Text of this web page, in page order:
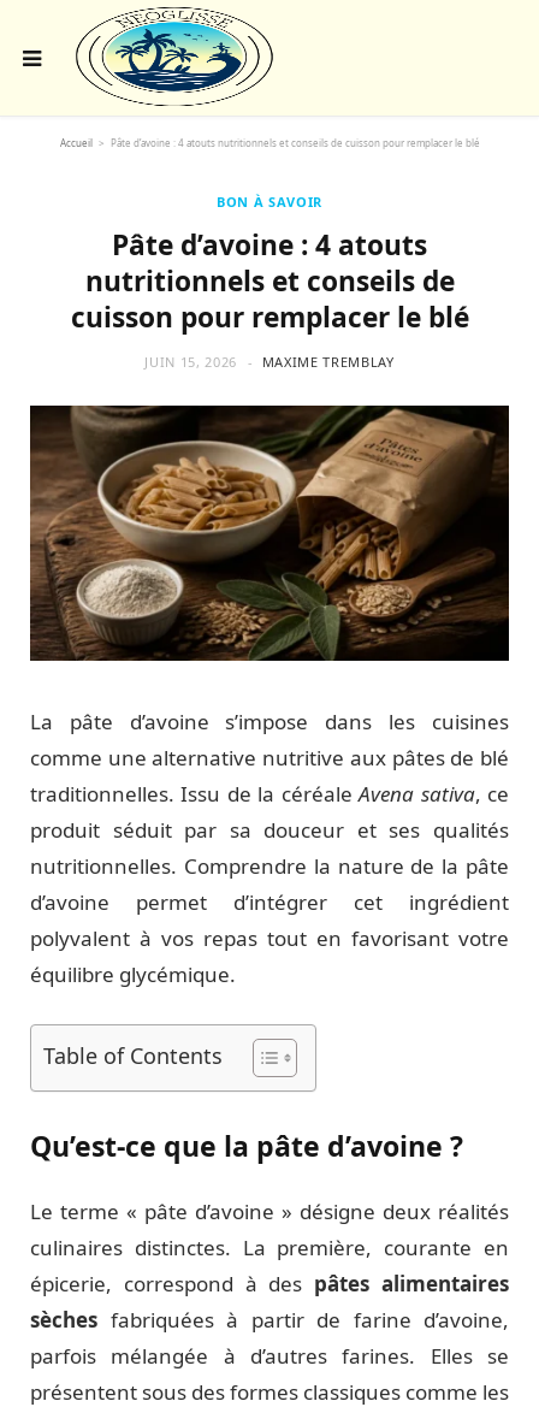
Accueil > Pâte d’avoine : 4 atouts nutritionnels et conseils de cuisson pour remplacer le blé
BON À SAVOIR
Pâte d’avoine : 4 atouts
nutritionnels et conseils de
cuisson pour remplacer le blé
JUIN 15, 2026 MAXIME TREMBLAY
La pâte d’avoine s’impose dans les cuisines
comme une alternative nutritive aux pâtes de blé
traditionnelles. Issu de la céréaleAvena sativa, ce
produit séduit par sa douceur et ses qualités
nutritionnelles. Comprendre la nature de la pâte
d’avoine permet d’intégrer cet ingrédient
polyvalent à vos repas tout en favorisant votre
équilibre glycémique.
Table of Contents
Qu’est-ce que la pâte d’avoine ?
Le terme « pâte d’avoine » désigne deux réalités
culinaires distinctes. La première, courante en
épicerie, correspond à des pâtes alimentaires
sèches fabriquées à partir de farine d’avoine,
parfois mélangée à d’autres farines. Elles se
présentent sous des formes classiques comme les